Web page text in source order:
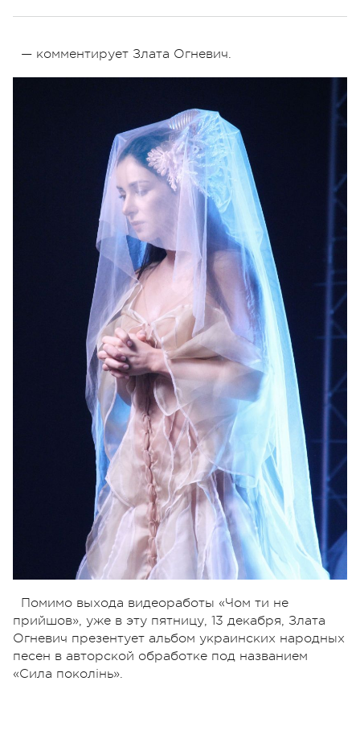
— комментирует Злата Огневич.
Помимо выхода видеоработы «Чом ти не
прийшов», уже в эту пятницу, 13 декабря, Злата
Огневич презентует альбом украинских народных
песен в авторской обработке под названием
«Сила поколінь».